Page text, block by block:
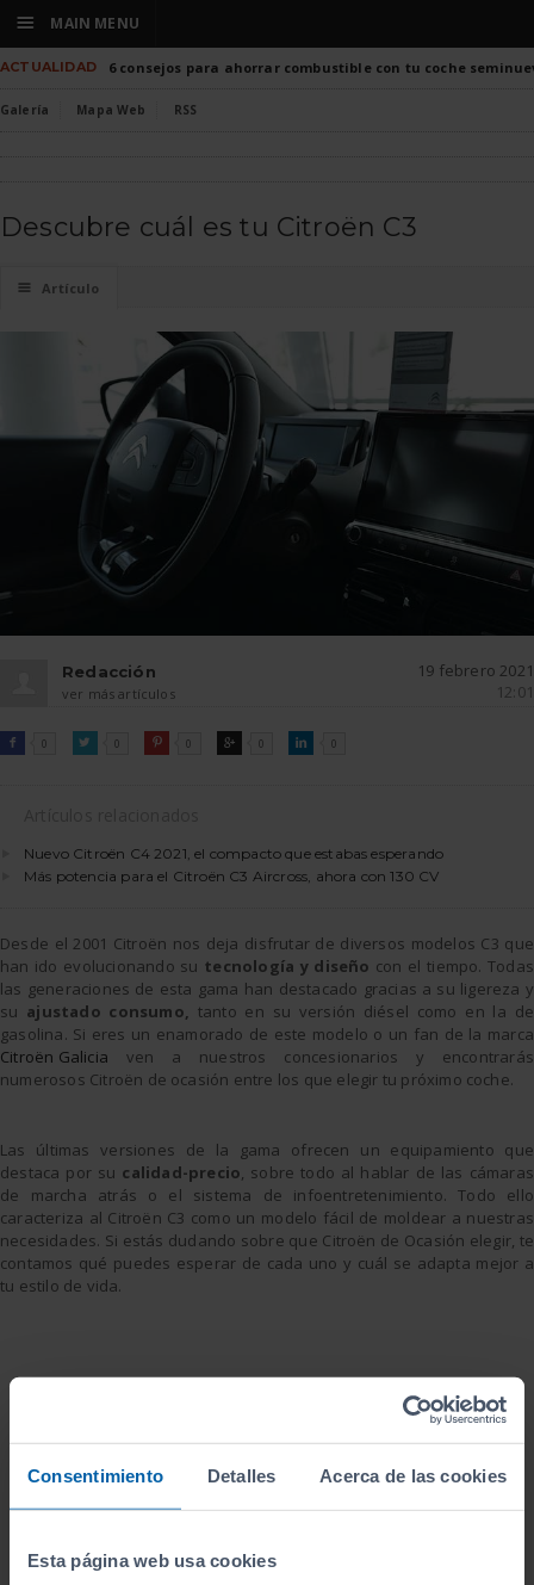
Consentimiento Detalles Acerca de las cookies
Esta página web usa cookies
ACTUALIDAD 6 consejos para ahorrar combustible con tu coche
Galería Mapa Web RSS
Descubre cuál es tu Citroën C3
☰ Artículo
Redacción
ver más artículos
19 febrero 2021
12:01

FACEBOOK
0 
TWITTER0 
PINTEREST
0 
GOOGLE0 
LINKEDIN
0
Nuevo Citroën C4 2021, el compacto que estabas esperando
Más potencia para el Citroën C3 Aircross, ahora con 130 CV
Desde el 2001 Citroën nos deja disfrutar de diversos modelos C3 que
han ido evolucionando su tecnología y diseño con el tiempo. Todas
las generaciones de esta gama han destacado gracias a su ligereza y
su ajustado consumo,
tanto en su versión diésel como en la de
gasolina. Si eres un enamorado de este modelo o un fan de la marca
Citroën Galicia ven a nuestros concesionarios y encontrarás
numerosos Citroën de ocasión entre los que elegir tu próximo coche.
Las últimas versiones de la gama ofrecen un equipamiento que
destaca por su calidad-precio , sobre todo al hablar de las cámaras
de marcha atrás o el sistema de infoentretenimiento. Todo ello
caracteriza al Citroën C3 como un modelo fácil de moldear a nuestras
necesidades. Si estás dudando sobre que Citroën de Ocasión elegir, te
contamos qué puedes esperar de cada uno y cuál se adapta mejor a
tu estilo de vida.
☰ MAIN MENU